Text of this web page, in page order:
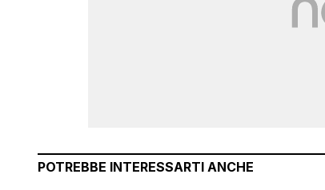
POTREBBE INTERESSARTI ANCHE